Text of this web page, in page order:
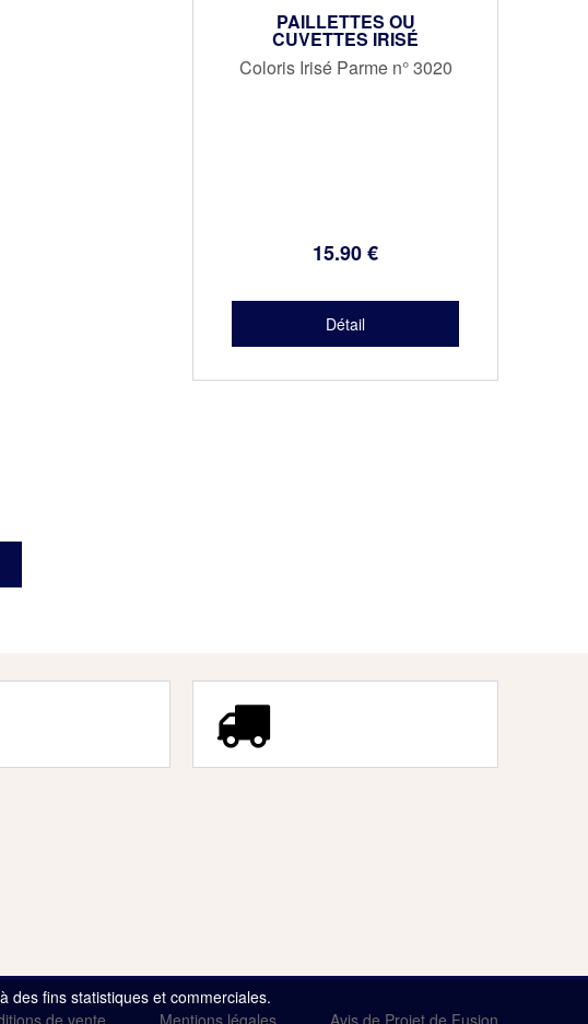
PAILLETTES OU
CUVETTES IRISÉ
Coloris Irisé Parme n° 3020
15.90€
de vente Mentions légales Avis de Projet de Fusion
des fins statistiques et commerciales.